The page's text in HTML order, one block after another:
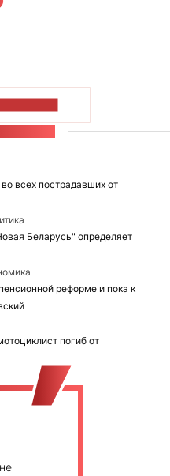
всех пострадавших от
Беларусь" определяет
реформе и пока к
погиб от